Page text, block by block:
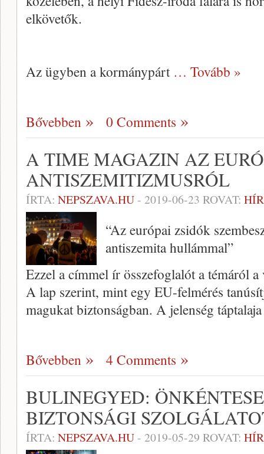
elkövetők.
Az ügyben a kormánypárt … Tovább »
Bővebben 0 Comments
A TIME MAGAZIN AZ
ANTISZEMITIZMUSRÓL
ÍRTA: NEPSZAVA.HU- 2019-06-23 ROVAT:
“Az európai zsidók
antiszemita hullámmal”
Ezzel a címmel ír összefoglalót a témáról
A lap szerint, mint egy EU-felmérés
magukat biztonságban. A jelenség
Bővebben 4 Comments
BULINEGYED:
BIZTONSÁGI
ÍRTA: NEPSZAVA.HU- 2019-05-29 ROVAT: